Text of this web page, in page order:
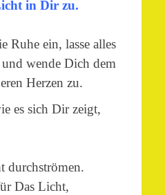
in Dir zu.
Ruhe ein, lasse alles
wende Dich dem
Herzen zu.
es sich Dir zeigt,
durchströmen.
Das Licht,